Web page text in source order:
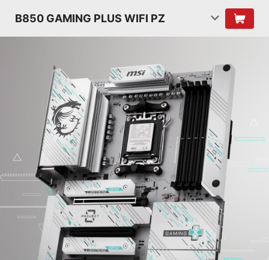
B850 GAMING PLUS WIFI PZ
EZ OVERCLOCKING
complejo para algunos, MSI Click BIOS X lo ha
hecho más accesible con múltiples funciones de
overclocking de un solo clic tanto para el
procesador como para la memoria, permitiendo a
los usuarios mejorar fácilmente el rendimiento
del sistema sin profundizar en configuraciones
intrincadas.